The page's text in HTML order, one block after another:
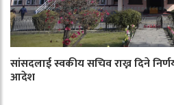
सांसदलाई स्वकीय सचिव राख्न दिने
आदेश